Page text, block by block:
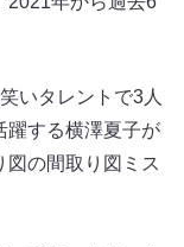
いタレントで3人
躍する横澤夏子が
図の間取り図ミス